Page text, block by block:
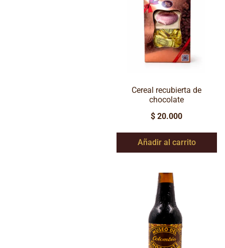
Cereal recubierta de
chocolate
$ 20.000
Añadir al carrito